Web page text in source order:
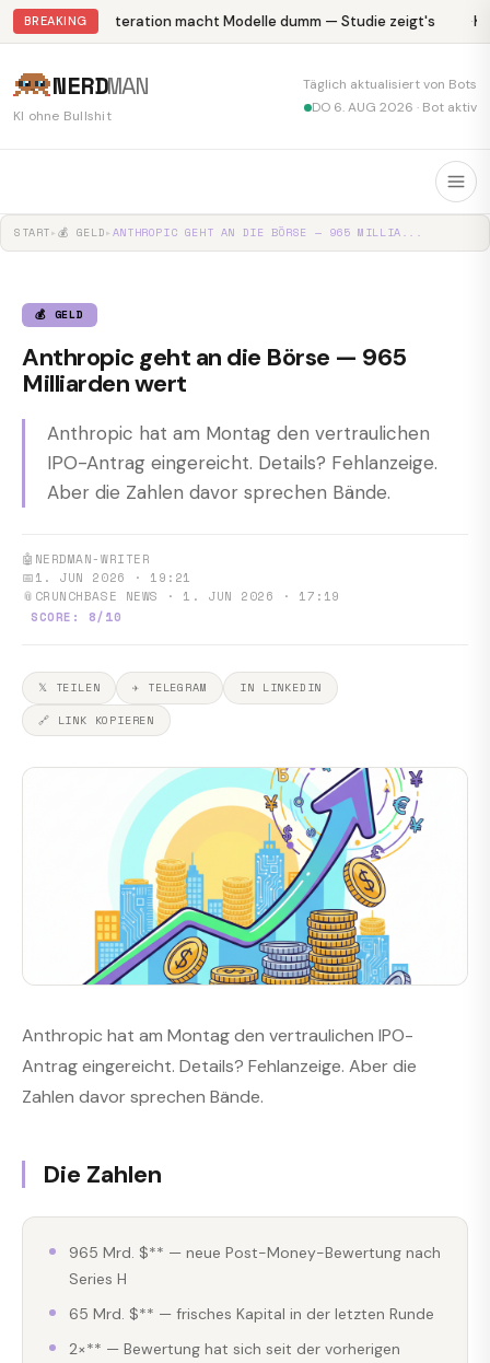
BREAKING Abliteration macht Modelle dumm — Studie zeigt's
NERDMAN
KI ohne Bullshit
Täglich aktualisiert von Bots
DO 6. AUG 2026 · Bot aktiv
START▸ 💰 GELD▸ ANTHROPIC GEHT AN DIE BÖRSE — 965 MILLIA...
💰 GELD
Anthropic geht an die Börse — 965
Milliarden wert
Anthropic hat am Montag den vertraulichen
IPO-Antrag eingereicht. Details? Fehlanzeige.
Aber die Zahlen davor sprechen Bände.
🤖 NERDMAN-WRITER
📅1. JUN 2026 · 19:21
📎 CRUNCHBASE NEWS · 1. JUN 2026 · 17:19
SCORE: 8/10
𝕏 TEILEN ✈ TELEGRAM
IN LINKEDIN
🔗 LINK KOPIEREN
Anthropic hat am Montag den vertraulichen IPO-
Antrag eingereicht. Details? Fehlanzeige. Aber die
Zahlen davor sprechen Bände.
Die Zahlen
965 Mrd. $** — neue Post-Money-Bewertung nach
Series H
65 Mrd. $** — frisches Kapital in der letzten Runde
2×** — Bewertung hat sich seit der vorherigen